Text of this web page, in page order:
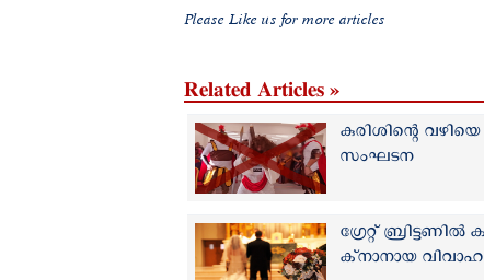
Please Like us for more articles
Related Articles »
കുരിശിന്റെ
സംഘടന
ഗ്രേറ്റ്
ക്‌നാനായ